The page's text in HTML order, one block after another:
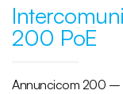
200 PoE
Annuncicom 200 –